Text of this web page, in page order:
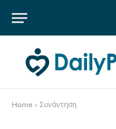
Home » Συνάντηση